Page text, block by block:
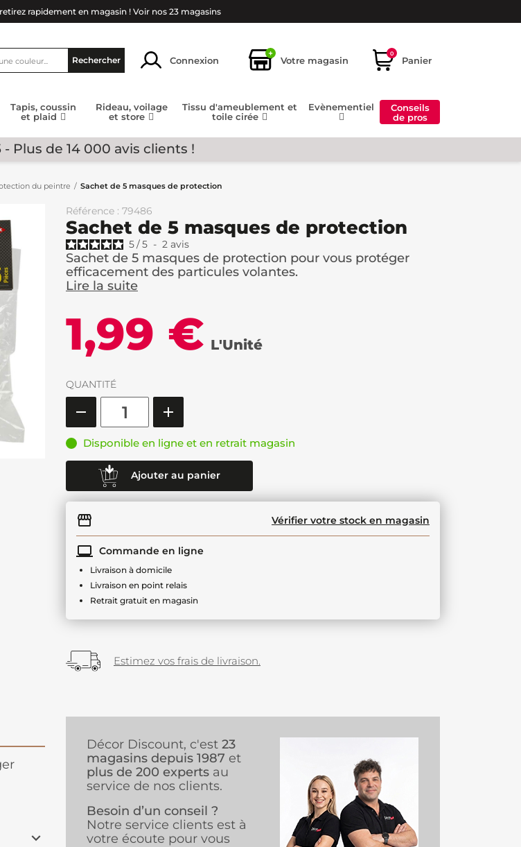
rapidement en magasin ! Voir nos 23 magasins
Rechercher Connexion
+
Votre magasin
0
Panier
Tapis, coussin
et plaid
Rideau, voilage
et store
Tissu d'ameublement et
toile cirée
Evènementiel
Conseils
de pros
5 - Plus de 14 000 avis clients !
du peintre Sachet de 5 masques de protection
Référence : 79486
Sachet de 5 masques de protection
5/5 - 2 avis
Sachet de 5 masques de protection pour vous protéger
efficacement des particules volantes.
Lire la suite
1,99 € L'Unité
QUANTITÉ
Disponible en ligne et en retrait magasin
Ajouter au panier
Vérifier votre stock en magasin
Commande en ligne
Livraison à domicile
Livraison en point relais
Retrait gratuit en magasin
Estimez vos frais de livraison.
Décor Discount, c'est 23
magasins depuis 1987 et
plus de 200 experts au
service de nos clients.
Besoin d’un conseil ?
Notre service clients est à
votre écoute pour vous